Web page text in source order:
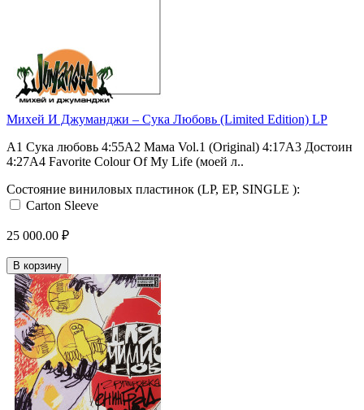
Михей И Джуманджи ‎– Сука Любовь (Limited Edition) LP
A1 Сука любовь 4:55A2 Мама Vol.1 (Original) 4:17A3 Достоин
4:27A4 Favorite Colour Of My Life (моей л..
Состояние виниловых пластинок (LP, EP, SINGLE ):
Carton Sleeve
25 000.00 ₽
В корзину